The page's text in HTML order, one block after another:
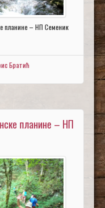
планине – НП Семеник
Братић
планине – НП